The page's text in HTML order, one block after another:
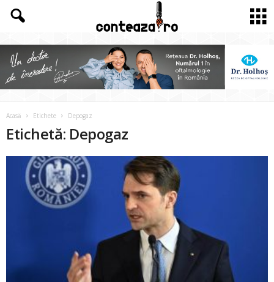
Acasă Etichete Depogaz
Etichetă: Depogaz